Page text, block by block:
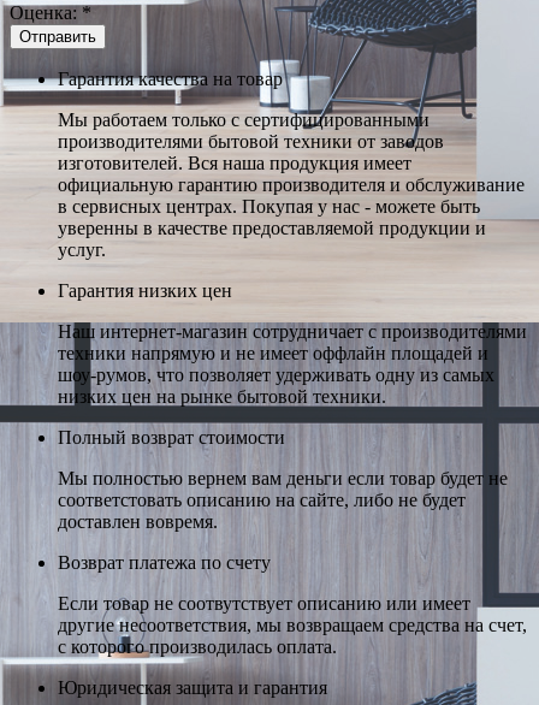
Оценка:*
Гарантия качества на товар
Мы работаем только с сертифицированными
производителями бытовой техники от заводов
изготовителей. Вся наша продукция имеет
официальную гарантию производителя и обслуживание
в сервисных центрах. Покупая у нас - можете быть
уверенны в качестве предоставляемой продукции и
услуг.
Гарантия низких цен
Наш интернет-магазин сотрудничает с производителями
техники напрямую и не имеет оффлайн площадей и
шоу-румов, что позволяет удерживать одну из самых
низких цен на рынке бытовой техники.
Полный возврат стоимости
Мы полностью вернем вам деньги если товар будет не
соответстовать описанию на сайте, либо не будет
доставлен вовремя.
Возврат платежа по счету
Если товар не соотвутствует описанию или имеет
другие несоответствия, мы возвращаем средства на счет,
с которого производилась оплата.
Юридическая защита и гарантия